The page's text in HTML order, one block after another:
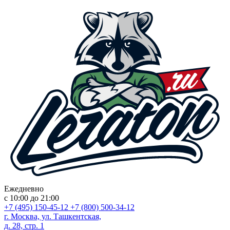
Ежедневно
с 10:00 до 21:00
+7 (495) 150-45-12 +7 (800) 500-34-12
г. Москва, ул. Ташкентская,
д. 28, стр. 1